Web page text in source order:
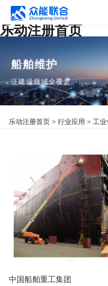
乐动注册首页
船舶维护
泛建设领域全覆盖
乐动注册首页> 行业应用 > 工
中国船舶重工集团